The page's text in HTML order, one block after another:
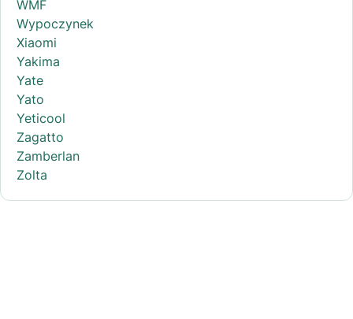
WMF
Wypoczynek
Xiaomi
Yakima
Yate
Yato
Yeticool
Zagatto
Zamberlan
Zolta